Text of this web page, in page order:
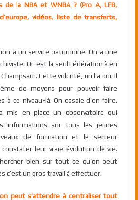
de la NBA et WNBA ? (Pro A, LFB,
vidéos, liste de transferts,
a un service patrimoine. On a une
On est la seul Fédération à en
Cette volonté, on l’a oui. Il
de moyens pour pouvoir faire
à ce niveau-là. On essaie d’en faire.
mis en place un observatoire qui
informations sur tous les jeunes
de formation et le secteur
leur vraie évolution de vie.
bien sur tout ce qu’on peut
c’est un gros travail à effectuer.
on peut s’attendre à centraliser tout